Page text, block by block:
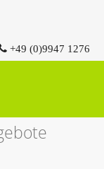
+49 (0)9947 1276